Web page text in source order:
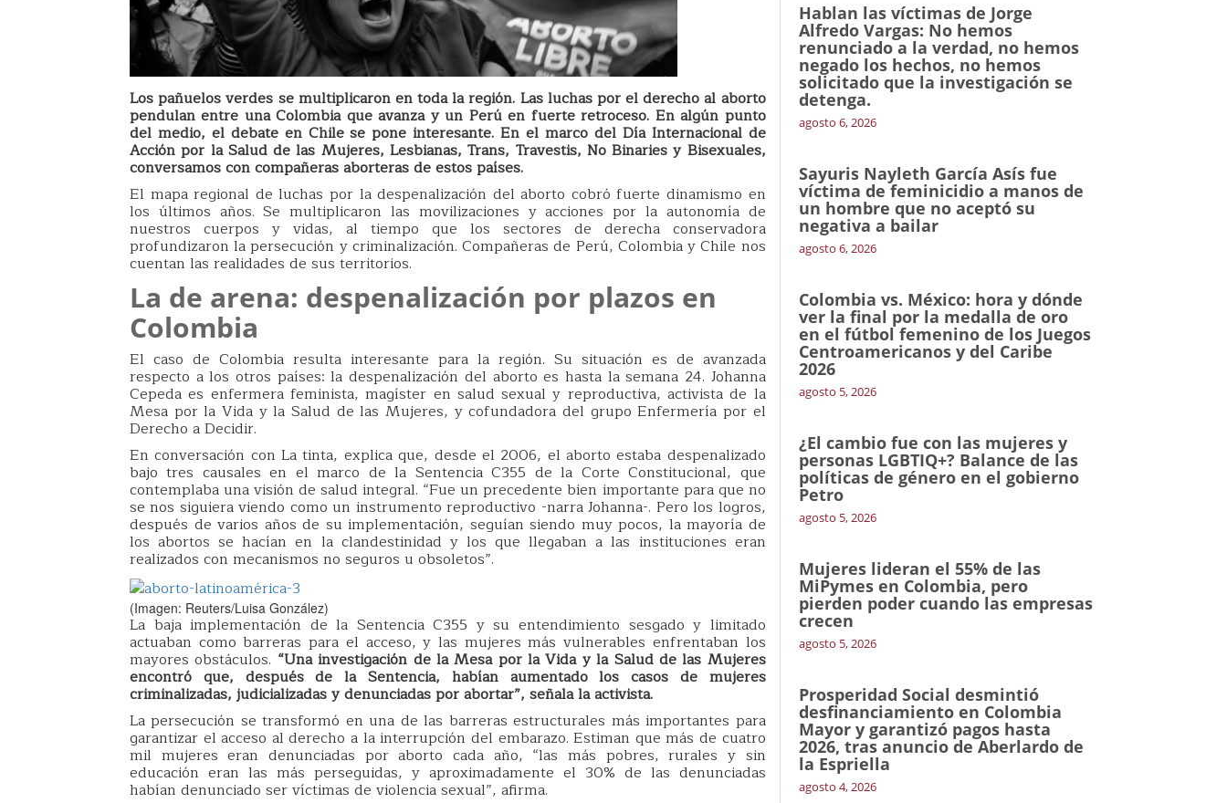
Los pañuelos verdes se multiplicaron en toda la región. Las luchas por el derecho al aborto
pendulan entre una Colombia que avanza y un Perú en fuerte retroceso. En algún punto
del medio, el debate en Chile se pone interesante. En el marco del Día Internacional de
Acción por la Salud de las Mujeres, Lesbianas, Trans, Travestis, No Binaries y Bisexuales,
conversamos con compañeras aborteras de estos países.
El mapa regional de luchas por la despenalización del aborto cobró fuerte dinamismo en
los últimos años. Se multiplicaron las movilizaciones y acciones por la autonomía de
nuestros cuerpos y vidas, al tiempo que los sectores de derecha conservadora
profundizaron la persecución y criminalización. Compañeras de Perú, Colombia y Chile nos
cuentan las realidades de sus territorios.
La de arena: despenalización por plazos en
Colombia
El caso de Colombia resulta interesante para la región. Su situación es de avanzada
respecto a los otros países: la despenalización del aborto es hasta la semana 24. Johanna
Cepeda es enfermera feminista, magíster en salud sexual y reproductiva, activista de la
Mesa por la Vida y la Salud de las Mujeres, y cofundadora del grupo Enfermería por el
Derecho a Decidir.
En conversación con La tinta, explica que, desde el 2006, el aborto estaba despenalizado
bajo tres causales en el marco de la Sentencia C355 de la Corte Constitucional, que
contemplaba una visión de salud integral. “Fue un precedente bien importante para que no
se nos siguiera viendo como un instrumento reproductivo -narra Johanna-. Pero los logros,
después de varios años de su implementación, seguían siendo muy pocos, la mayoría de
los abortos se hacían en la clandestinidad y los que llegaban a las instituciones eran
realizados con mecanismos no seguros u obsoletos”.
(Imagen: Reuters/Luisa González)
La baja implementación de la Sentencia C355 y su entendimiento sesgado y limitado
actuaban como barreras para el acceso, y las mujeres más vulnerables enfrentaban los
mayores obstáculos. “Una investigación de la Mesa por la Vida y la Salud de las Mujeres
encontró que, después de la Sentencia, habían aumentado los casos de mujeres
criminalizadas, judicializadas y denunciadas por abortar”, señala la activista.
La persecución se transformó en una de las barreras estructurales más importantes para
garantizar el acceso al derecho a la interrupción del embarazo. Estiman que más de cuatro
mil mujeres eran denunciadas por aborto cada año, “las más pobres, rurales y sin
educación eran las más perseguidas, y aproximadamente el 30% de las denunciadas
habían denunciado ser víctimas de violencia sexual”, afirma.
Hablan las víctimas de Jorge
Alfredo Vargas: No hemos
renunciado a la verdad, no hemos
negado los hechos, no hemos
solicitado que la investigación se
detenga.
agosto 6, 2026
Sayuris Nayleth García Asís fue
víctima de feminicidio a manos de
un hombre que no aceptó su
negativa a bailar
agosto 6, 2026
Colombia vs. México: hora y dónde
ver la final por la medalla de oro
en el fútbol femenino de los Juegos
Centroamericanos y del Caribe
2026
agosto 5, 2026
¿El cambio fue con las mujeres y
personas LGBTIQ+? Balance de las
políticas de género en el gobierno
Petro
agosto 5, 2026
Mujeres lideran el 55% de las
MiPymes en Colombia, pero
pierden poder cuando las empresas
crecen
agosto 5, 2026
Prosperidad Social desmintió
desfinanciamiento en Colombia
Mayor y garantizó pagos hasta
2026, tras anuncio de Aberlardo de
la Espriella
agosto 4, 2026